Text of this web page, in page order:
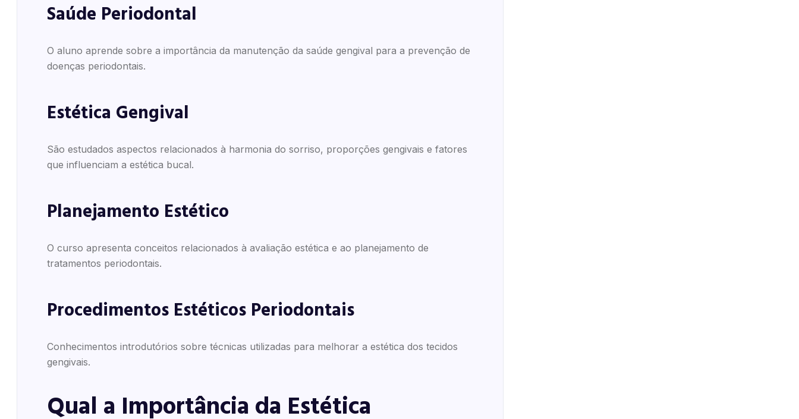
Saúde Periodontal
O aluno aprende sobre a importância da manutenção da saúde gengival para a prevenção de
doenças periodontais.
Estética Gengival
São estudados aspectos relacionados à harmonia do sorriso, proporções gengivais e fatores
que influenciam a estética bucal.
Planejamento Estético
O curso apresenta conceitos relacionados à avaliação estética e ao planejamento de
tratamentos periodontais.
Procedimentos Estéticos Periodontais
Conhecimentos introdutórios sobre técnicas utilizadas para melhorar a estética dos tecidos
gengivais.
Qual a Importância da Estética